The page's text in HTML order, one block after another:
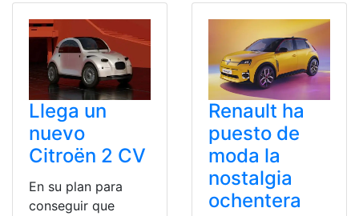
Llega un
nuevo
Citroën 2 CV
En su plan para
conseguir que
Renault ha
puesto de
moda la
nostalgia
ochentera